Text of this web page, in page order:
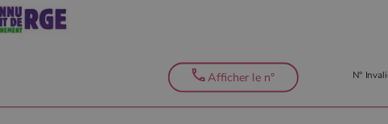
N°
Afficher le n°